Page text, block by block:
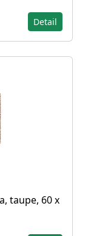
Detail
taupe, 60 x